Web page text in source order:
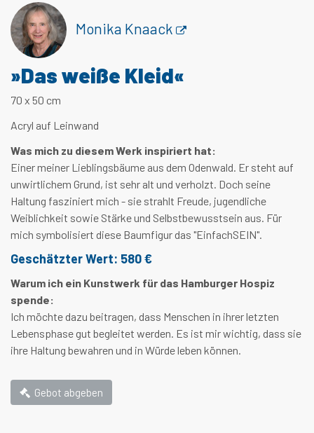
Monika Knaack
»Das weiße Kleid«
70 x 50 cm
Acryl auf Leinwand
Was mich zu diesem Werk inspiriert hat:
Einer meiner Lieblingsbäume aus dem Odenwald. Er steht auf
unwirtlichem Grund, ist sehr alt und verholzt. Doch seine
Haltung fasziniert mich - sie strahlt Freude, jugendliche
Weiblichkeit sowie Stärke und Selbstbewusstsein aus. Für
mich symbolisiert diese Baumfigur das "EinfachSEIN".
Geschätzter Wert: 580 €
Warum ich ein Kunstwerk für das Hamburger Hospiz
spende:
Ich möchte dazu beitragen, dass Menschen in ihrer letzten
Lebensphase gut begleitet werden. Es ist mir wichtig, dass sie
ihre Haltung bewahren und in Würde leben können.
Gebot abgeben